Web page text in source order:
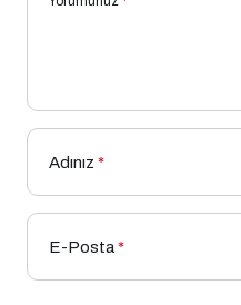
Adınız *
E-Posta*